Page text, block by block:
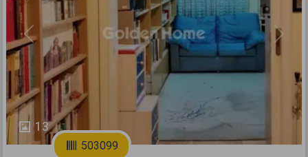
13
Previous Next
503099